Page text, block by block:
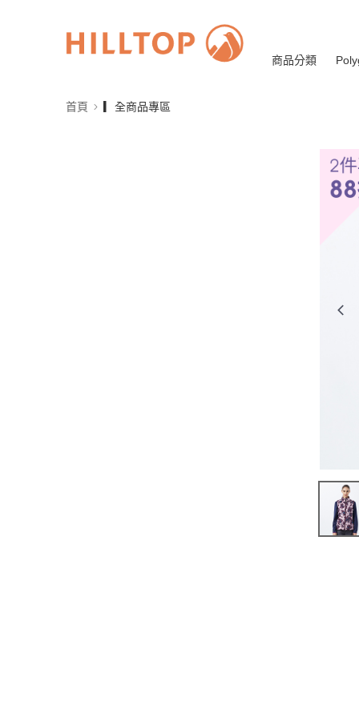
商品分類
首頁 ▎全商品專區